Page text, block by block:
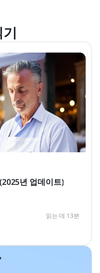
년 업데이트)
읽는 데 13분